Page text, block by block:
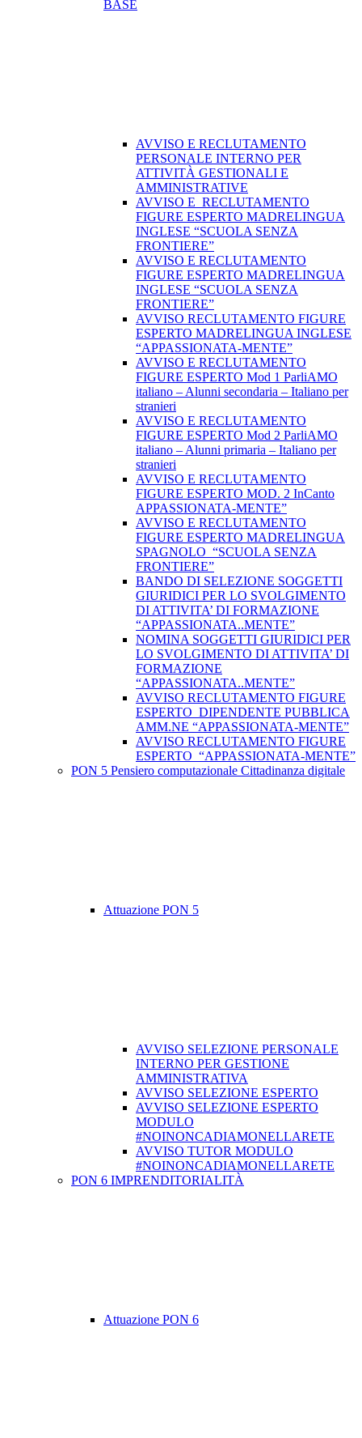
BASE
AVVISO E RECLUTAMENTO
PERSONALE INTERNO PER
ATTIVITÀ GESTIONALI E
AMMINISTRATIVE
AVVISO E RECLUTAMENTO
FIGURE ESPERTO MADRELINGUA
INGLESE “SCUOLA SENZA
FRONTIERE”
AVVISO E RECLUTAMENTO
FIGURE ESPERTO MADRELINGUA
INGLESE “SCUOLA SENZA
FRONTIERE”
AVVISO RECLUTAMENTO FIGURE
ESPERTO MADRELINGUA INGLESE
“APPASSIONATA-MENTE”
AVVISO E RECLUTAMENTO
FIGURE ESPERTO Mod 1 ParliAMO
italiano – Alunni secondaria – Italiano per
stranieri
AVVISO E RECLUTAMENTO
FIGURE ESPERTO Mod 2 ParliAMO
italiano – Alunni primaria – Italiano per
stranieri
AVVISO E RECLUTAMENTO
FIGURE ESPERTO MOD. 2 InCanto
APPASSIONATA-MENTE”
AVVISO E RECLUTAMENTO
FIGURE ESPERTO MADRELINGUA
SPAGNOLO “SCUOLA SENZA
FRONTIERE”
BANDO DI SELEZIONE SOGGETTI
GIURIDICI PER LO SVOLGIMENTO
DI ATTIVITA’ DI FORMAZIONE
“APPASSIONATA..MENTE”
NOMINA SOGGETTI GIURIDICI PER
LO SVOLGIMENTO DI ATTIVITA’ DI
FORMAZIONE
“APPASSIONATA..MENTE”
AVVISO RECLUTAMENTO FIGURE
ESPERTO DIPENDENTE PUBBLICA
AMM.NE “APPASSIONATA-MENTE”
AVVISO RECLUTAMENTO FIGURE
ESPERTO “APPASSIONATA-MENTE”
PON 5 Pensiero computazionale Cittadinanza digitale
Attuazione PON 5
AVVISO SELEZIONE PERSONALE
INTERNO PER GESTIONE
AMMINISTRATIVA
AVVISO SELEZIONE ESPERTO
AVVISO SELEZIONE ESPERTO
MODULO
#NOINONCADIAMONELLARETE
AVVISO TUTOR MODULO
#NOINONCADIAMONELLARETE
PON 6 IMPRENDITORIALITÀ
Attuazione PON 6